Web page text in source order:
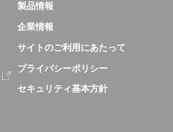
製品情報
企業情報
サイトのご利用にあたって
プライバシーポリシー
セキュリティ基本方針